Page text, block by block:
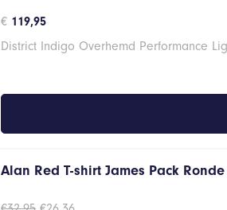
€ 119,95
District Indigo Overhemd Performance
Alan Red T-shirt James Pack